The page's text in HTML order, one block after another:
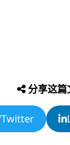
分享这篇
Twitter